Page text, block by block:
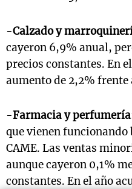
-Calzado y
cayeron 6,9% anual,
precios constantes. En
aumento de 2,2% frente
-Farmacia y perfumería
que vienen funcionando
CAME. Las ventas
aunque cayeron 0,1%
constantes. En el año